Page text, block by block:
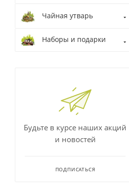
Чайная утварь
Наборы и подарки
Будьте в курсе наших акций
и новостей
ПОДПИСАТЬСЯ